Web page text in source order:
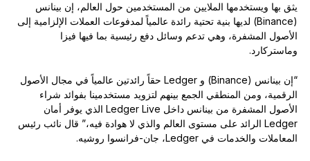
يثق بها ويستخدمها الملايين من المستخدمين حول العالم، إن بينانس
(Binance) لديها بنية تحتية رائدة عالمياً لمدفوعات العملات الإلزامية إلى
الأصول المشفرة، وهي تدعم وسائل دفع رئيسية بما فيها فيزا
وماستركارد.
“إن بينانس (Binance) و Ledger حقاً رائدتين عالمياً في مجال الأصول
الرقمية، ومن المنطقي الجمع بينهم لتزويد مستخدمينا بفوائد شراء
الأصول المشفرة من بينانس داخل Ledger Live الذي يوفر أمان
Ledger الرائد على مستوى العالم والذي لا هوادة فيه،” قال نائب رئيس
المعاملات والخدمات في Ledger، جان-فرانسوا روشيه.